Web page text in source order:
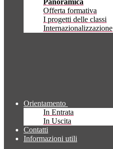
Panoramica
Offerta formativa
I progetti delle classi
Internazionalizzazione
Orientamento
In Entrata
In Uscita
Contatti
Informazioni utili